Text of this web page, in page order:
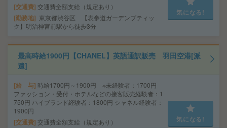
交通費 交通費全額支給（規定あり）
勤務地
東京都渋谷区 【表参道ガーデンブティッ
ク】明治神宮前駅から徒歩3分
気になる!
最高時給1900円【CHANEL】英語通訳販売 羽田空港[派
遣]
給 与 時給1700円～1900円 ※未経験者：1700円
ファッション・受付・ホテルなどの接客販売経験者：1
750円 ハイブランド経験者：1800円 シャネル経験者：
1900円
交通費 交通費全額支給（規定あり） 気になる!